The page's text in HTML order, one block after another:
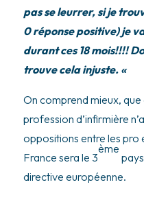
pas se leurrer, si je
0 réponse positive) je
durant ces 18 mois!!!!
trouve cela injuste. «
On comprend mieux,
profession d’infirmière
oppositions entre les pro
France sera le 3
ème
directive européenne.